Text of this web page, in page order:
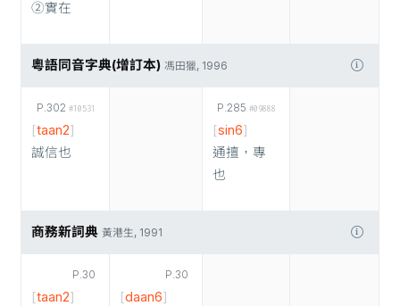
②實在
粵語同音字典(增訂本) 馮田獵, 1996
P.302 #10531
[taan2]
誠信也
P.285 #09888
[sin6]
通擅，專
也
商務新詞典 黃港生, 1991
P.30
[taan2]
P.30
[daan6]